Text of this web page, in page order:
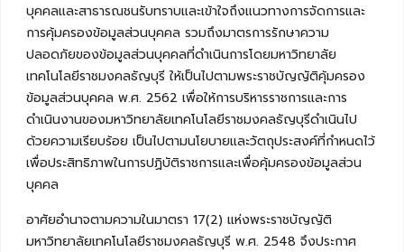
บุคคลและสาธารณชนรับทราบและเข้าใจถึงแนวทางการจัดการและ
การคุ้มครองข้อมูลส่วนบุคคล รวมถึงมาตรการรักษาความ
ปลอดภัยของข้อมูลส่วนบุคคลที่ดำเนินการโดยมหาวิทยาลัย
เทคโนโลยีราชมงคลธัญบุรี ให้เป็นไปตามพระราชบัญญัติคุ้มครอง
ข้อมูลส่วนบุคคล พ.ศ. 2562 เพื่อให้การบริหารราชการและการ
ดำเนินงานของมหาวิทยาลัยเทคโนโลยีราชมงคลธัญบุรีดำเนินไป
ด้วยความเรียบร้อย เป็นไปตามนโยบายและวัตถุประสงค์ที่กำหนดไว้
เพื่อประสิทธิภาพในการปฏิบัติราชการและเพื่อคุ้มครองข้อมูลส่วน
บุคคล
อาศัยอำนาจตามความในมาตรา 17(2) แห่งพระราชบัญญัติ
มหาวิทยาลัยเทคโนโลยีราชมงคลธัญบุรี พ.ศ. 2548 จึงประกาศ